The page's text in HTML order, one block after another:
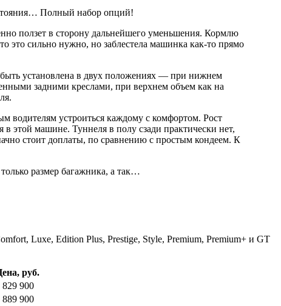
Полный набор опций!
ползет в сторону дальнейшего уменьшения. Кормлю
это сильно нужно, но заблестела машинка как-то прямо
установлена в двух положениях — при нижнем
задними креслами, при верхнем объем как на
водителям устроиться каждому с комфортом. Рост
этой машине. Туннеля в полу сзади практически нет,
стоит доплаты, по сравнению с простым кондеем. К
размер багажника, а так…
Luxe, Edition Plus, Prestige, Style, Premium, Premium+ и GT
руб.
829 900
889 900